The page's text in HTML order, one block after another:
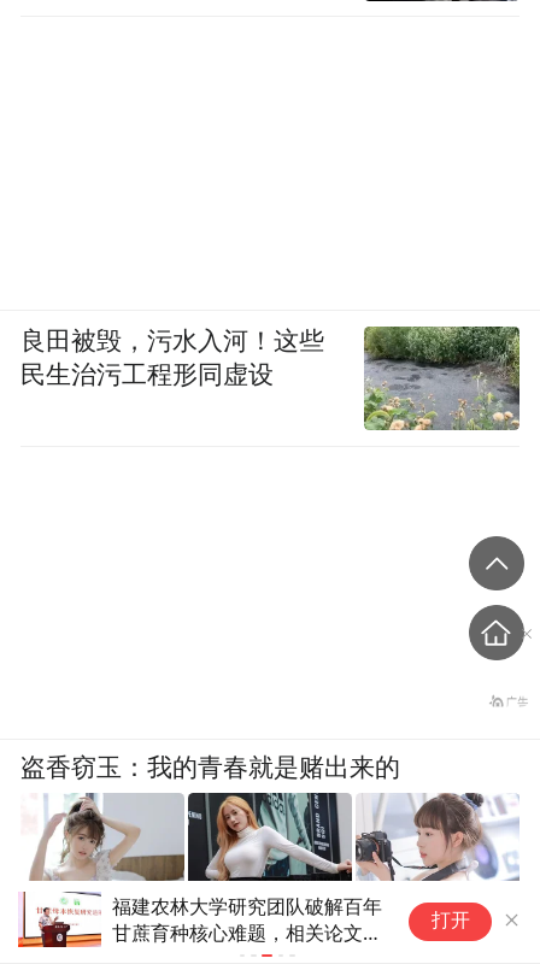
“花痴博士”倾力为月季装上“中
国芯”
打开
良田被毁，污水入河！这些
民生治污工程形同虚设
盗香窃玉：我的青春就是赌出来的
爽文